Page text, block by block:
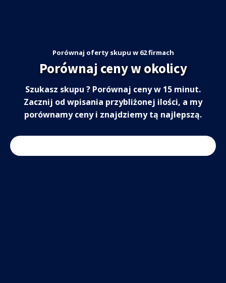
Porównaj oferty skupu w 62 firmach
Porównaj ceny w okolicy
Szukasz skupu ? Porównaj ceny w 15 minut.
Zacznij od wpisania przybliżonej ilości, a my
porównamy ceny i znajdziemy tą najlepszą.